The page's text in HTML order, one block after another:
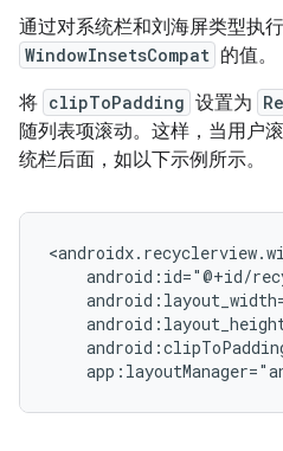
通过对系统栏和刘海屏类型执
WindowInsetsCompat 的值。
将 clipToPadding 设置为
随列表项滚动。这样，当用户
统栏后面，如以下示例所示。
android:id="@+id/